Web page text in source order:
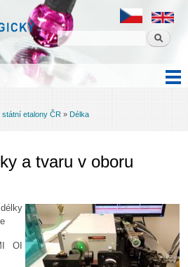
státní etalony ČR » Délka
a tvaru v oboru
OI